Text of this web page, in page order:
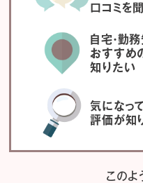
口コミを
自宅・勤
おすすめ
知りたい
気になっ
評価が知
このよ